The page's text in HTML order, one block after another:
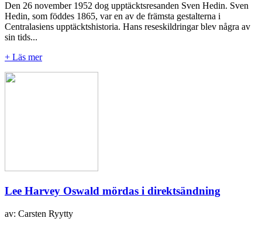
Den 26 november 1952 dog upptäcktsresanden Sven Hedin. Sven
Hedin, som föddes 1865, var en av de främsta gestalterna i
Centralasiens upptäcktshistoria. Hans reseskildringar blev några av
sin tids...
+ Läs mer
Lee Harvey Oswald mördas i direktsändning
av: Carsten Ryytty